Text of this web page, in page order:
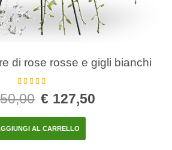
di rose rosse e gigli bianchi
su 5
€ 127,50
AL CARRELLO